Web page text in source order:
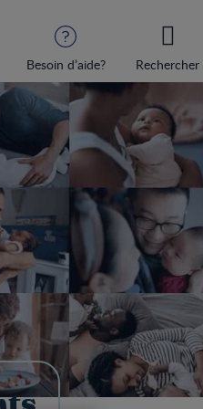
Besoin d’aide? Rechercher